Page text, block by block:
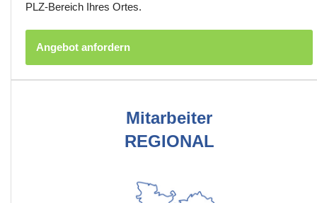
PLZ-Bereich Ihres Ortes.
Angebot anfordern
Mitarbeiter
REGIONAL